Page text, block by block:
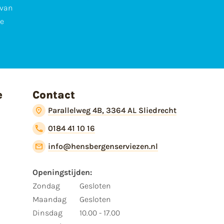
Contact
Parallelweg 4B, 3364 AL Sliedrecht
0184 41 10 16
info@hensbergenserviezen.nl
Openingstijden:
Zondag
Maandag
Dinsdag
Gesloten
Gesloten
10.00 - 17.00